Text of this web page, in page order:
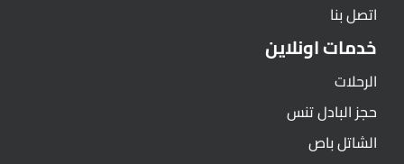
اتصل بنا
خدمات اونلاين
الرحلات
حجز البادل تنس
الشاتل باص